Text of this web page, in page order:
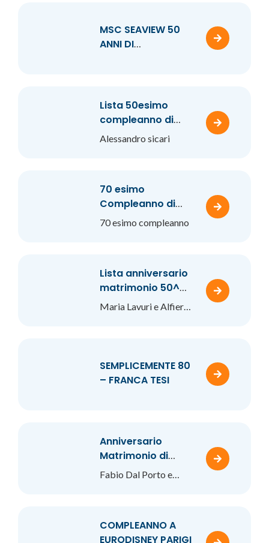
MSC SEAVIEW 50
ANNI DI
Lista 50esimo
compleanno di
Alessandro Sicari
Alessandro sicari
70 esimo
Compleanno di
Roberto Agostini
70 esimo compleanno
Lista anniversario
matrimonio 50^
Maria e Alfiero
Maria Lavuri e Alfiero
SEMPLICEMENTE 80
– FRANCA TESI
Anniversario
Matrimonio di
Fabio e Manuela
Fabio Dal Porto e
COMPLEANNO A
EURODISNEY PARIGI